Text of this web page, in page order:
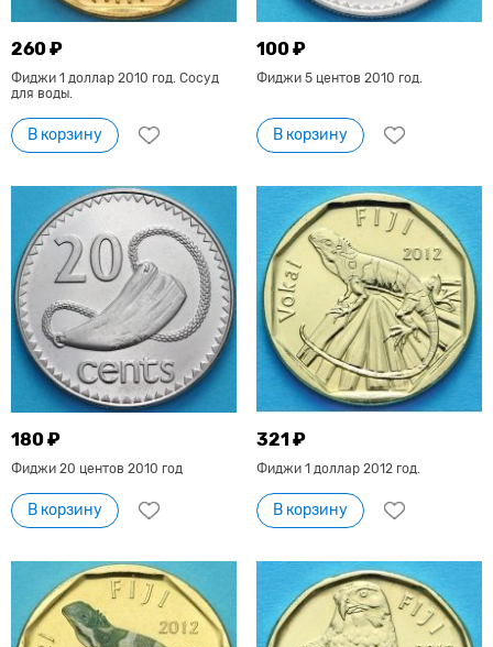
260 ₽
Фиджи 1 доллар 2010 год. Сосуд
для воды.
В корзину
100 ₽
Фиджи 5 центов 2010 год.
В корзину
180 ₽
Фиджи 20 центов 2010 год
В корзину
321 ₽
Фиджи 1 доллар 2012 год.
В корзину